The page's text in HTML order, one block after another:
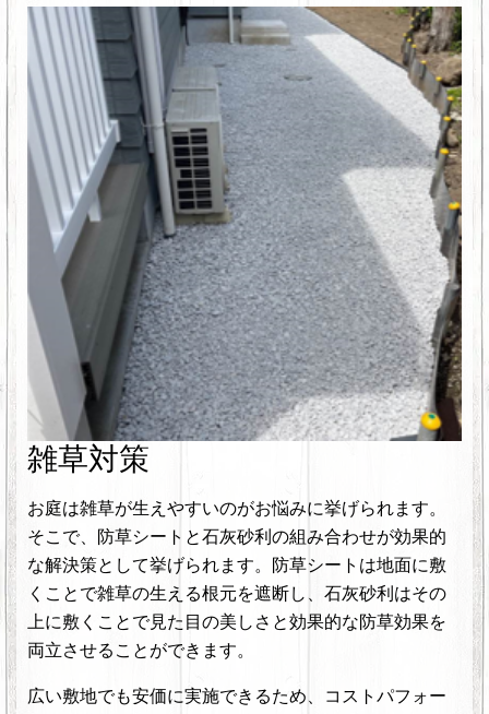
雑草対策
お庭は雑草が生えやすいのがお悩みに挙げられます。
そこで、防草シートと石灰砂利の組み合わせが効果的
な解決策として挙げられます。防草シートは地面に敷
くことで雑草の生える根元を遮断し、石灰砂利はその
上に敷くことで見た目の美しさと効果的な防草効果を
両立させることができます。
広い敷地でも安価に実施できるため、コストパフォー